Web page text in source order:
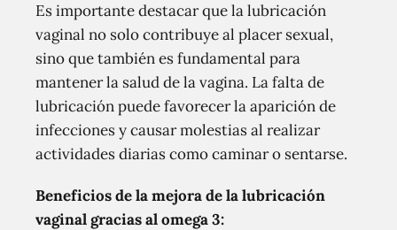
Es importante destacar que la lubricación
vaginal no solo contribuye al placer sexual,
sino que también es fundamental para
mantener la salud de la vagina. La falta de
lubricación puede favorecer la aparición de
infecciones y causar molestias al realizar
actividades diarias como caminar o sentarse.
Beneficios de la mejora de la lubricación
vaginal gracias al omega 3: